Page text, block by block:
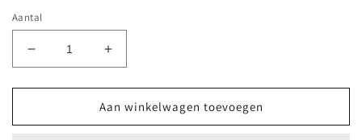
Aantal
Aantal
verlagen
voor
kompass
Aantal
verhogen
voor
US
kompass
Aan winkelwagen toevoegen